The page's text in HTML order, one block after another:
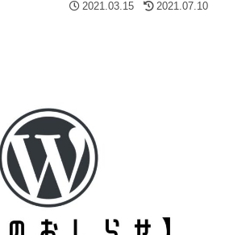
2021.03.15 2021.07.10